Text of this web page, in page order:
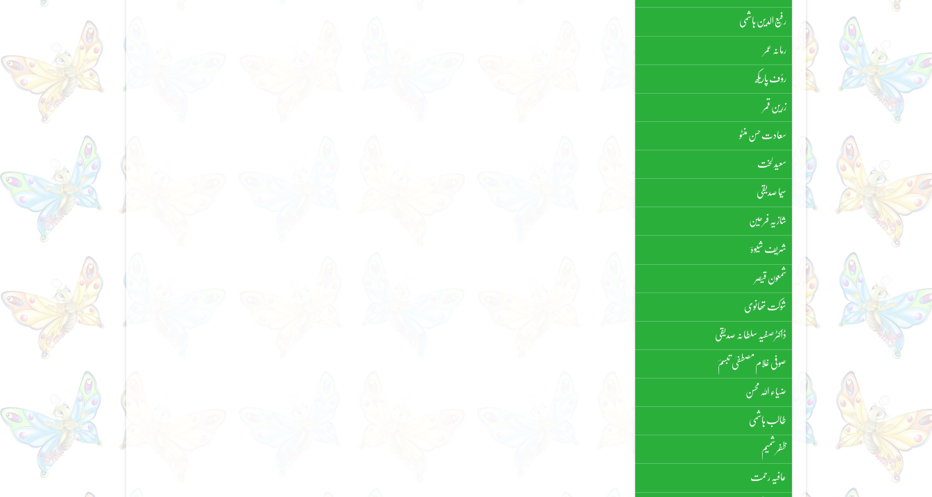
رفیع الدین ہاشمی
رمانہ عمر
رؤف پاریکھ
زرین قمر
سعادت حسن منٹو
سعید لخت
سیما صدیقی
شازیہ فرحین
شریف شیوہؔ
شمعون قیصر
شوکت تھانوی
ڈاکٹر صفیہ سلطانہ صدیقی
صوفی غلام مصطفیٰ تبسمؔ
ضیاء اللہ محسن
طالب ہاشمی
ظفر شمیم
عافیہ رحمت